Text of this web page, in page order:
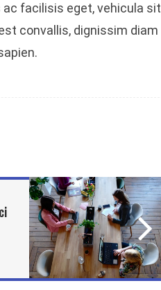
ac facilisis eget, vehicula sit
convallis, dignissim diam